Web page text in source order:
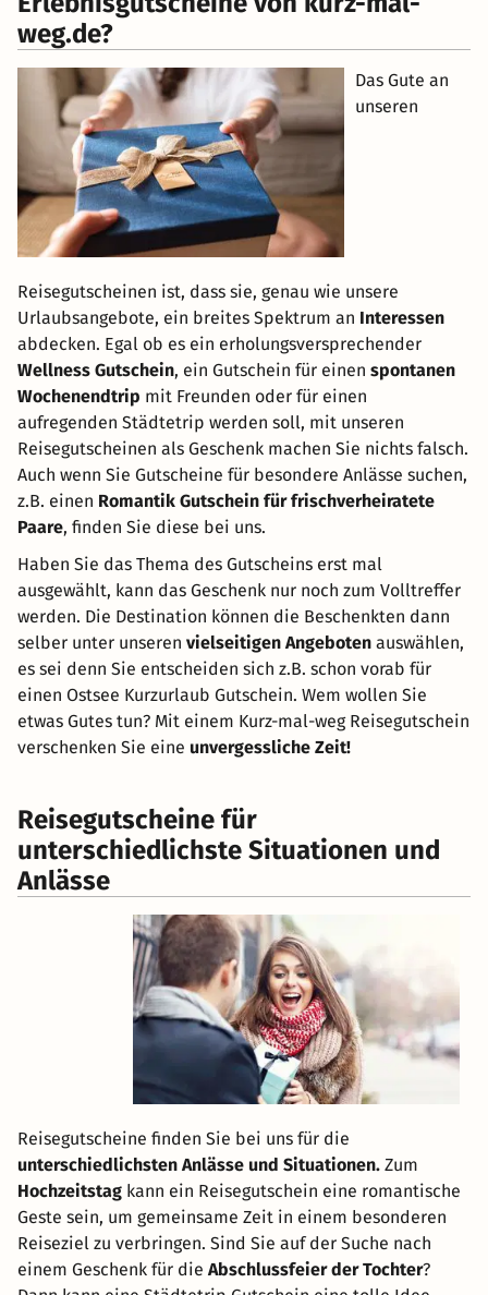
weg.de?
Das Gute an
unseren
Reisegutscheinen ist, dass sie, genau wie unsere
Urlaubsangebote, ein breites Spektrum an Interessen
abdecken. Egal ob es ein erholungsversprechender
Wellness Gutschein, ein Gutschein für einen spontanen
Wochenendtrip mit Freunden oder für einen
aufregenden Städtetrip werden soll, mit unseren
Reisegutscheinen als Geschenk machen Sie nichts falsch.
Auch wenn Sie Gutscheine für besondere Anlässe suchen,
z.B. einen Romantik Gutschein für frischverheiratete
Paare, finden Sie diese bei uns.
Haben Sie das Thema des Gutscheins erst mal
ausgewählt, kann das Geschenk nur noch zum Volltreffer
werden. Die Destination können die Beschenkten dann
selber unter unseren vielseitigen Angeboten auswählen,
es sei denn Sie entscheiden sich z.B. schon vorab für
einen Ostsee Kurzurlaub Gutschein. Wem wollen Sie
etwas Gutes tun? Mit einem Kurz-mal-weg Reisegutschein
verschenken Sie eine unvergessliche Zeit!
Reisegutscheine für
unterschiedlichste Situationen und
Anlässe
Reisegutscheine finden Sie bei uns für die
unterschiedlichsten Anlässe und Situationen. Zum
Hochzeitstag kann ein Reisegutschein eine romantische
Geste sein, um gemeinsame Zeit in einem besonderen
Reiseziel zu verbringen. Sind Sie auf der Suche nach
einem Geschenk für die Abschlussfeier der Tochter?